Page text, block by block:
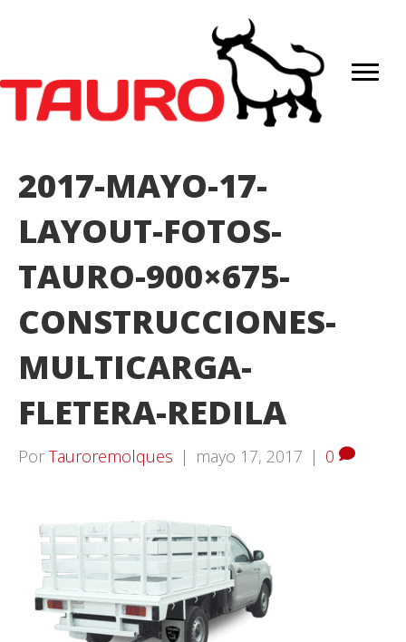
2017-MAYO-17-
LAYOUT-FOTOS-
TAURO-900×675-
CONSTRUCCIONES-
MULTICARGA-
FLETERA-REDILA
Por Tauroremolques | mayo 17, 2017 | 0